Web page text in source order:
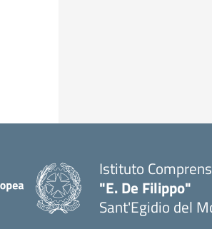
Istituto
"E. De Filippo"
Sant'Egidio del